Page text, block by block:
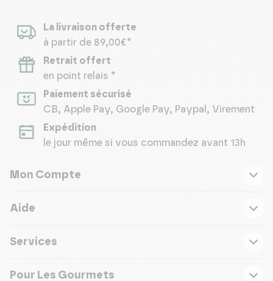
La livraison offerte
à partir de 89,00€*
Retrait offert
en point relais *
Paiement sécurisé
CB, Apple Pay, Google Pay, Paypal, Virement
Expédition
le jour même si vous commandez avant 13h
Mon Compte
Aide
Services
Pour Les Gourmets